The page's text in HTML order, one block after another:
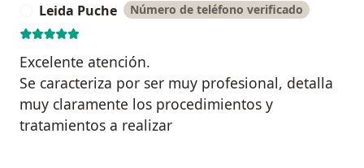
Leida Puche Número de teléfono verificado
Excelente atención.
Se caracteriza por ser muy profesional, detalla
muy claramente los procedimientos y
tratamientos a realizar